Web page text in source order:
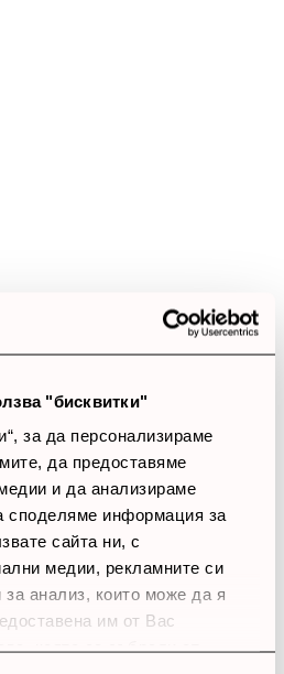
"бисквитки"
за да персонализираме
да предоставяме
и да анализираме
споделяме информация за
сайта ни, с
медии, рекламните си
за анализ, които може да я
им от Вас
която са събрали от